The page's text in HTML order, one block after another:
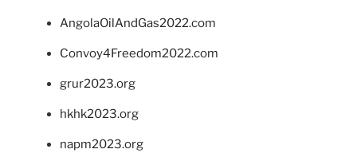
AngolaOilAndGas2022.com
Convoy4Freedom2022.com
grur2023.org
hkhk2023.org
napm2023.org